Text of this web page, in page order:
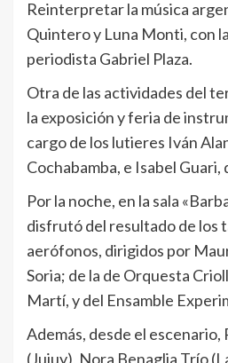
Reinterpretar la música
Quintero y Luna Monti, con
periodista Gabriel Plaza.
Otra de las actividades del
la exposición y feria de
cargo de los lutieres Iván
Cochabamba, e Isabel Guari,
Por la noche, en la sala
disfrutó del resultado de los
aerófonos, dirigidos por
Soria; de la de Orquesta
Martí, y del Ensamble
Además, desde el escenario,
(Jujuy), Nora Benaglia Trío